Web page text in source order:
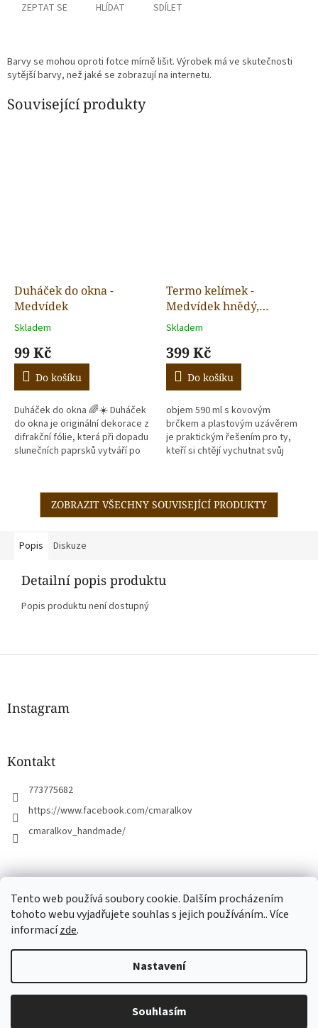
Tento web používá soubory cookie. Dalším procházením
tohoto webu vyjadřujete souhlas s jejich používáním.. Více
informacízde.
Nastavení
Souhlasím
ZEPTAT SE HLÍDAT SDÍLET
Barvy se mohou oproti fotce mírně lišit. Výrobek má ve skutečnosti
sytější barvy, než jaké se zobrazují na internetu.
Související produkty
Duháček do okna -
Medvídek
Skladem
99 Kč
Do košíku
Duháček do okna 🌈☀️ Duháček
do okna je originální dekorace z
difrakční fólie, která při dopadu
slunečních paprsků vytváří po
Termo kelímek -
Medvídek hnědý,
srdíčka, mašle 590 ml
Skladem
399 Kč
Do košíku
objem 590 ml s kovovým
brčkem a plastovým uzávěrem
je praktickým řešením pro ty,
kteří si chtějí vychutnat svůj
ZOBRAZIT VŠECHNY SOUVISEJÍCÍ PRODUKTY
Popis Diskuze
Detailní popis produktu
Popis produktu není dostupný
Z
Instagram
Kontakt
773775682
https://www.facebook.com/cmaralkov
cmaralkov_handmade/
Copyright 2026Čmáralkov. Všechna práva vyhrazena.Upravit
nastavení cookies